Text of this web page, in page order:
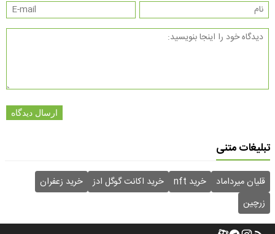
ارسال دیدگاه
تبلیغات متنی
قلیان میرداماد خرید nft خرید اکانت گوگل ادز
خرید زعفران
زرچین